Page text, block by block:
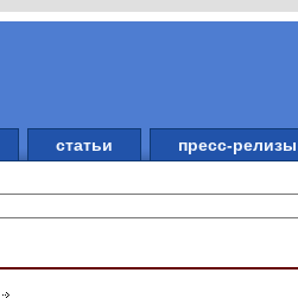
статьи пресс-релизы